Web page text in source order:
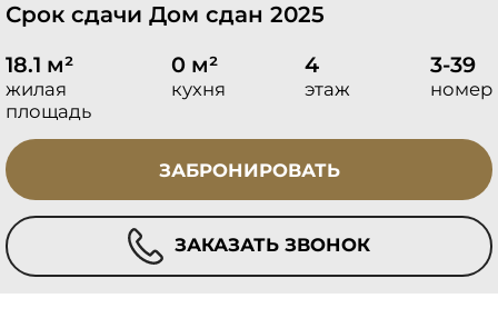
Срок сдачи Дом сдан 2025
18.1 м²
жилая
площадь
0 м²
кухня
4
этаж
3-39
номер
ЗАБРОНИРОВАТЬ
ЗАКАЗАТЬ ЗВОНОК